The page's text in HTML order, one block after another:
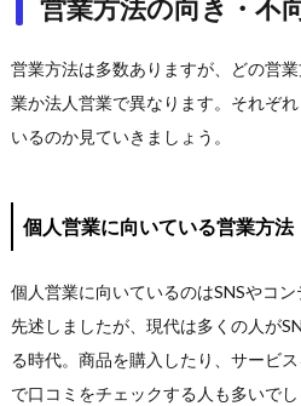
営業方法の向き・不
営業方法は多数ありますが、どの営
業か法人営業で異なります。それぞ
いるのか見ていきましょう。
個人営業に向いている営業方法
個人営業に向いているのはSNSやコン
先述しましたが、現代は多くの人が
る時代。商品を購入したり、サービ
で口コミをチェックする人も多いでし